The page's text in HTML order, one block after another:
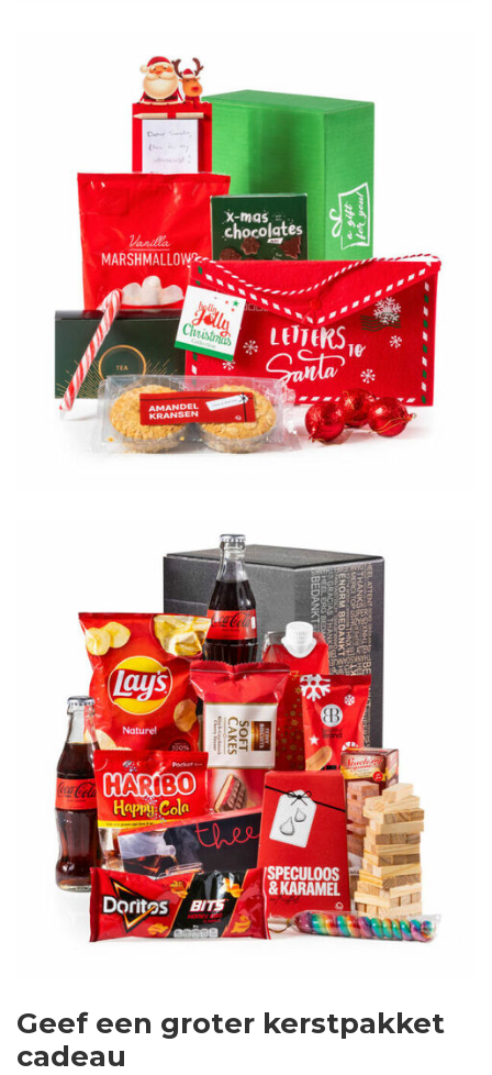
Geef een groter kerstpakket
cadeau